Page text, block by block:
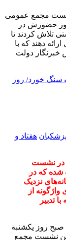
مجمع عمومی
حضورش در
تلاش کردند تا
دهند که با
خبرنگار دولت
هفتاد و
در نشست
که در
نزدیک
از
تدبیر
روز یکشنبه
نشست مجمع